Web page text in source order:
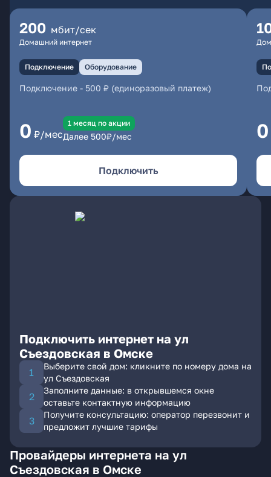
200 мбит/сек
Домашний интернет
Подключение Оборудование
Подключение - 500 ₽ (единоразовый платеж)
0 ₽/мес
1 месяц по акции
Далее 500₽/мес
Подключить
0
Подключить интернет на ул
Съездовская в Омске
Выберите свой дом: кликните по номеру дома на
ул Съездовская
Заполните данные: в открывшемся окне
оставьте контактную информацию
Получите консультацию: оператор перезвонит и
предложит лучшие тарифы
Провайдеры интернета на ул
Съездовская в Омске